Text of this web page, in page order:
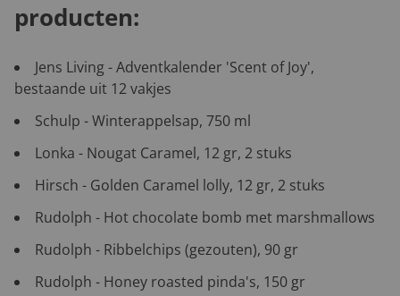
producten:
Jens Living - Adventkalender 'Scent of Joy',
bestaande uit 12 vakjes
Schulp - Winterappelsap, 750 ml
Lonka - Nougat Caramel, 12 gr, 2 stuks
Hirsch - Golden Caramel lolly, 12 gr, 2 stuks
Rudolph - Hot chocolate bomb met marshmallows
Rudolph - Ribbelchips (gezouten), 90 gr
Rudolph - Honey roasted pinda's, 150 gr